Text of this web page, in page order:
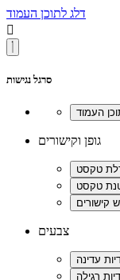
דלג לתוכן העמוד

סרגל נגישות
גופן וקישורים
צבעים